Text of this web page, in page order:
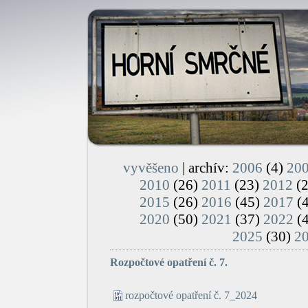
vyvěšeno | archív: 2006 (4)
2010 (26) 2011 (23) 2012
2015 (26) 2016 (45) 2017
2020 (50) 2021 (37) 2022
2025 (30)
Rozpočtové opatření č. 7.
rozpočtové opatření č. 7_2024